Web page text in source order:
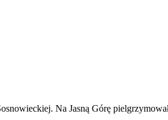
Na Jasną Górę